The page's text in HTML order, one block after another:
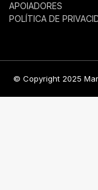
APOIADORES
POLÍTICA DE
© Copyright 2025